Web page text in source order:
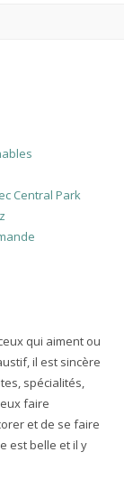
Central Park
qui aiment ou
il est sincère
spécialités,
faire
et de se faire
est belle et il y